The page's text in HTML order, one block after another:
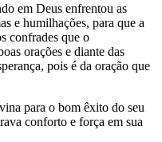
em Deus enfrentou as
e humilhações, para que a
confrades que o
orações e diante das
pois é da oração que
para o bom êxito do seu
conforto e força em sua